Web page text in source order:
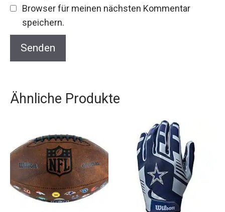
Browser für meinen nächsten Kommentar
speichern.
Ähnliche Produkte